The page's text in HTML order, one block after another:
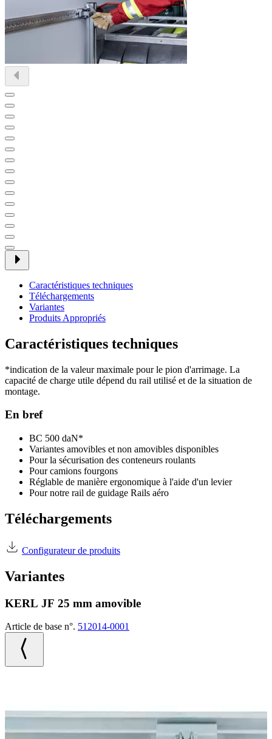
Caractéristiques techniques
Téléchargements
Variantes
Produits Appropriés
Caractéristiques techniques
*indication de la valeur maximale pour le pion d'arrimage. La
capacité de charge utile dépend du rail utilisé et de la situation de
montage.
En bref
BC 500 daN*
Variantes amovibles et non amovibles disponibles
Pour la sécurisation des conteneurs roulants
Pour camions fourgons
Réglable de manière ergonomique à l'aide d'un levier
Pour notre rail de guidage Rails aéro
Téléchargements
Configurateur de produits
Variantes
KERL JF 25 mm amovible
Article de base n°. 512014-0001